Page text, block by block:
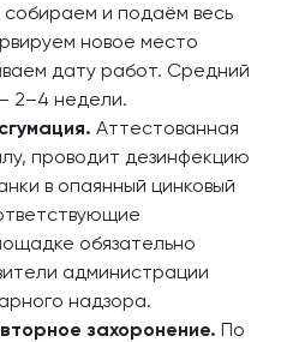
и подаём весь
новое место
дату работ. Средний
2–4 недели.
Аттестованная
проводит дезинфекцию
в опаянный цинковый
обязательно
администрации
надзора.
захоронение. По